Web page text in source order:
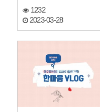
1232
2023-03-28